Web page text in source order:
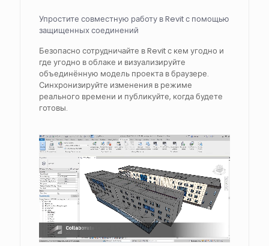
Упростите совместную работу в Revit с помощью
защищенных соединений
Безопасно сотрудничайте в Revit с кем угодно и
где угодно в облаке и визуализируйте
объединённую модель проекта в браузере.
Синхронизируйте изменения в режиме
реального времени и публикуйте, когда будете
готовы.